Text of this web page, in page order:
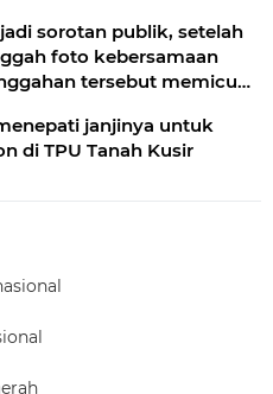
sorotan publik, setelah
foto kebersamaan
tersebut memicu
janjinya untuk
di TPU Tanah Kusir